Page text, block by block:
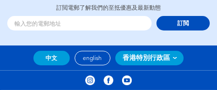
訂閲電郵了解我們的至抵優惠及最新動態
訂閲
中文 english 香港特別行政區